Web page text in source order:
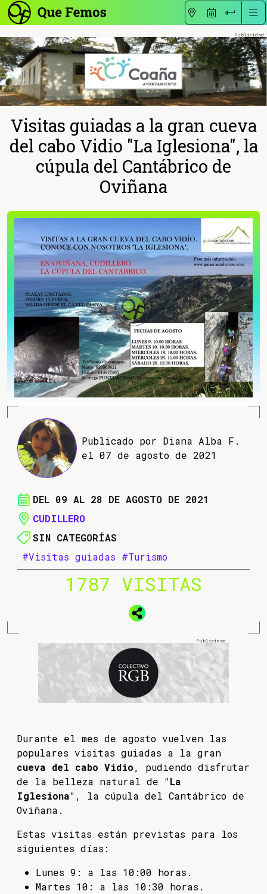
Visitas guiadas a la gran cueva
del cabo Vidio "La Iglesiona", la
cúpula del Cantábrico de
Oviñana
Publicado por Diana Alba F.
el 07 de agosto de 2021
DEL 09 AL 28 DE AGOSTO DE 2021
CUDILLERO
SIN CATEGORÍAS
#Visitas guiadas #Turismo
1787 VISITAS
Durante el mes de agosto vuelven las
populares visitas guiadas a la gran
cueva del cabo Vidio, pudiendo disfrutar
de la belleza natural de "La
Iglesiona" , la cúpula del Cantábrico de
Oviñana.
Estas visitas están previstas para los
siguientes días:
Lunes 9: a las 10:00 horas.
Martes 10: a las 10:30 horas.